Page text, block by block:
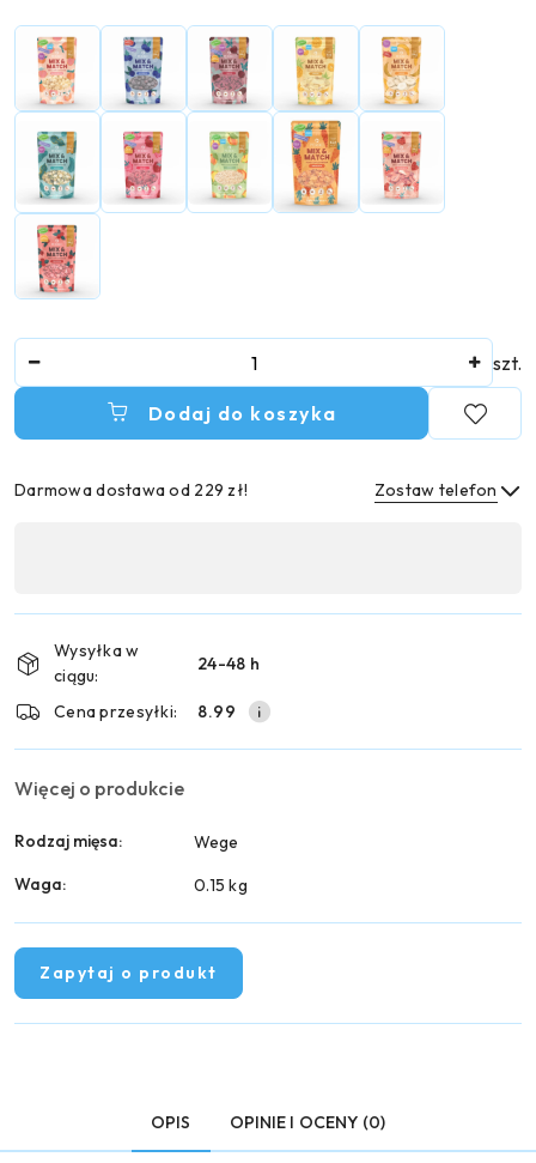
szt.
Dodaj do koszyka
Darmowa dostawa od 229 zł! Zostaw telefon
płatność
dostawa
Wysyłka w
ciągu:
24-48 h
Cena przesyłki: 8.99
Więcej o produkcie
Rodzaj mięsa:
Wege
Waga:
0.15 kg
Zapytaj o produkt
OPIS OPINIE I OCENY (0)